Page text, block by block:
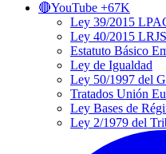
🔴YouTube +67K
Ley 39/2015
Ley 40/2015
Estatuto Básico
Ley de Igualdad
Ley 50/1997 del
Tratados Unión
Ley Bases de
Ley 2/1979 del